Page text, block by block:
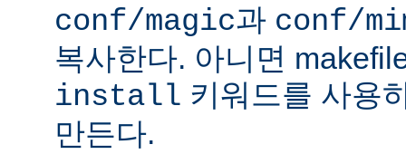
conf/magic과 conf/
복사한다. 아니면
install 키워드를 사용
만든다.